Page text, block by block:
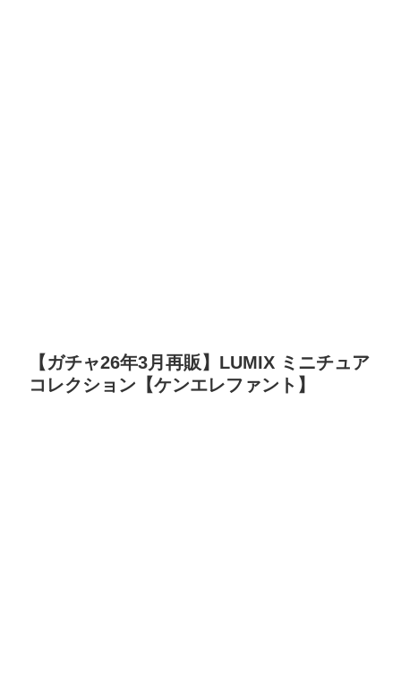
【ガチャ26年3月再販】LUMIX ミニチュア
コレクション【ケンエレファント】